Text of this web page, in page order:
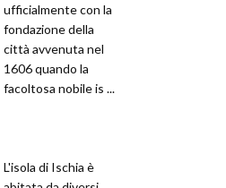
ufficialmente con la
fondazione della
città avvenuta nel
1606 quando la
facoltosa nobile is ...
L'isola di Ischia è